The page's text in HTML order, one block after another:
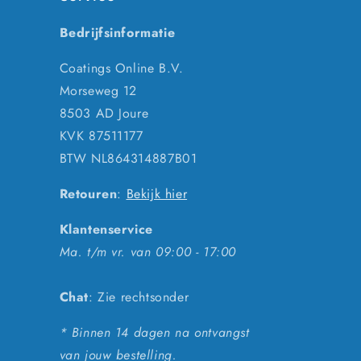
Bedrijfsinformatie
Coatings Online B.V.
Morseweg 12
8503 AD Joure
KVK 87511177
BTW NL864314887B01
Retouren: Bekijk hier
Klantenservice
Ma. t/m vr. van 09:00 - 17:00
Chat: Zie rechtsonder
* Binnen 14 dagen na ontvangst
van jouw bestelling.